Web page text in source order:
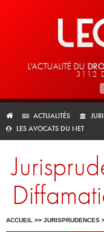
L'ACTUALITÉ DU
3112
ACTUALITÉS
LES AVOCATS DU NET
ACCUEIL >> JURISPRUDENCES